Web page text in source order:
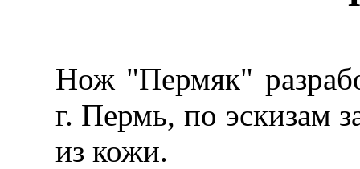
Нож "Пермяк"
г. Пермь, по эскизам
из кожи.